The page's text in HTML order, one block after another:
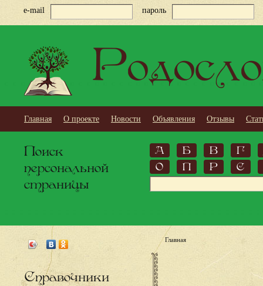
e-mail пароль
Главная О проекте Новости Объявления Отзывы
Поиск
персональной
страницы
А Б В
Г
О
П Р С
Справочники
Главная